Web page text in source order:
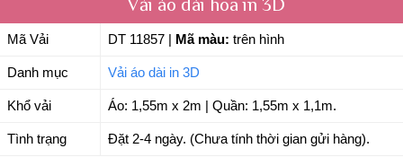
Vải áo dài hoa in 3D
Mã Vải DT 11857 Mã màu: trên hình
Danh mục Vải áo dài in 3D
Khổ vải Áo: 1,55m x 2m | Quần: 1,55m x 1,1m.
Tình trạng Đặt 2-4 ngày. (Chưa tính thời gian gửi hàng).